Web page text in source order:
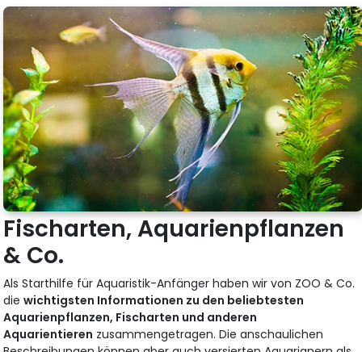
Fischarten, Aquarienpflanzen
& Co.
Als Starthilfe für Aquaristik-Anfänger haben wir von ZOO & Co.
diewichtigsten Informationen zu den beliebtesten
Aquarienpflanzen, Fischarten und anderen
Aquarientieren zusammengetragen. Die anschaulichen